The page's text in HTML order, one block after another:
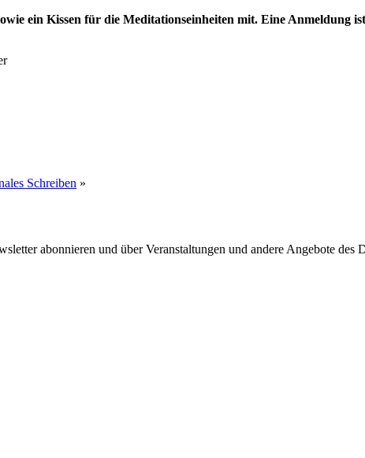
ein Kissen für die Meditationseinheiten mit. Eine Anmeldung
Schreiben »
abonnieren und über Veranstaltungen und andere Angebote